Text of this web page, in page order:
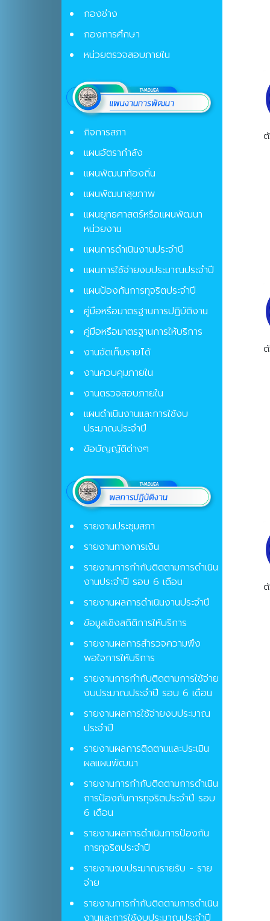
กองช่าง
กองการศึกษา
หน่วยตรวจสอบภายใน
กิจการสภา
แผนอัตรากำลัง
แผนพัฒนาท้องถิ่น
แผนพัฒนาสุขภาพ
แผนยุทธศาสตร์หรือแผนพัฒนา
หน่วยงาน
แผนการดำเนินงานประจำปี
แผนการใช้จ่ายงบประมาณประจำปี
แผนป้องกันการทุจริตประจําปี
คู่มือหรือมาตรฐานการปฏิบัติงาน
คู่มือหรือมาตรฐานการให้บริการ
งานจัดเก็บรายได้
งานควบคุมภายใน
งานตรวจสอบภายใน
แผนดำเนินงานและการใช้งบ
ประมาณประจำปี
ข้อบัญญัติต่างๆ
รายงานประชุมสภา
รายงานทางการเงิน
รายงานการกำกับติดตามการดำเนิน
งานประจำปี รอบ 6 เดือน
รายงานผลการดำเนินงานประจำปี
ข้อมูลเชิงสถิติการให้บริการ
รายงานผลการสำรวจความพึง
พอใจการให้บริการ
รายงานการกำกับติดตามการใช้จ่าย
งบประมาณประจำปี รอบ 6 เดือน
รายงานผลการใช้จ่ายงบประมาณ
ประจำปี
รายงานผลการติดตามและประเมิน
ผลแผนพัฒนา
รายงานการกำกับติดตามการดำเนิน
การป้องกันการทุจริตประจำปี รอบ
6 เดือน
รายงานผลการดำเนินการป้องกัน
การทุจริตประจำปี
รายงานงบประมาณรายรับ - ราย
จ่าย
รายงานการกำกับติดตามการดำเนิน
งานและการใช้งบประมาณประจำปี